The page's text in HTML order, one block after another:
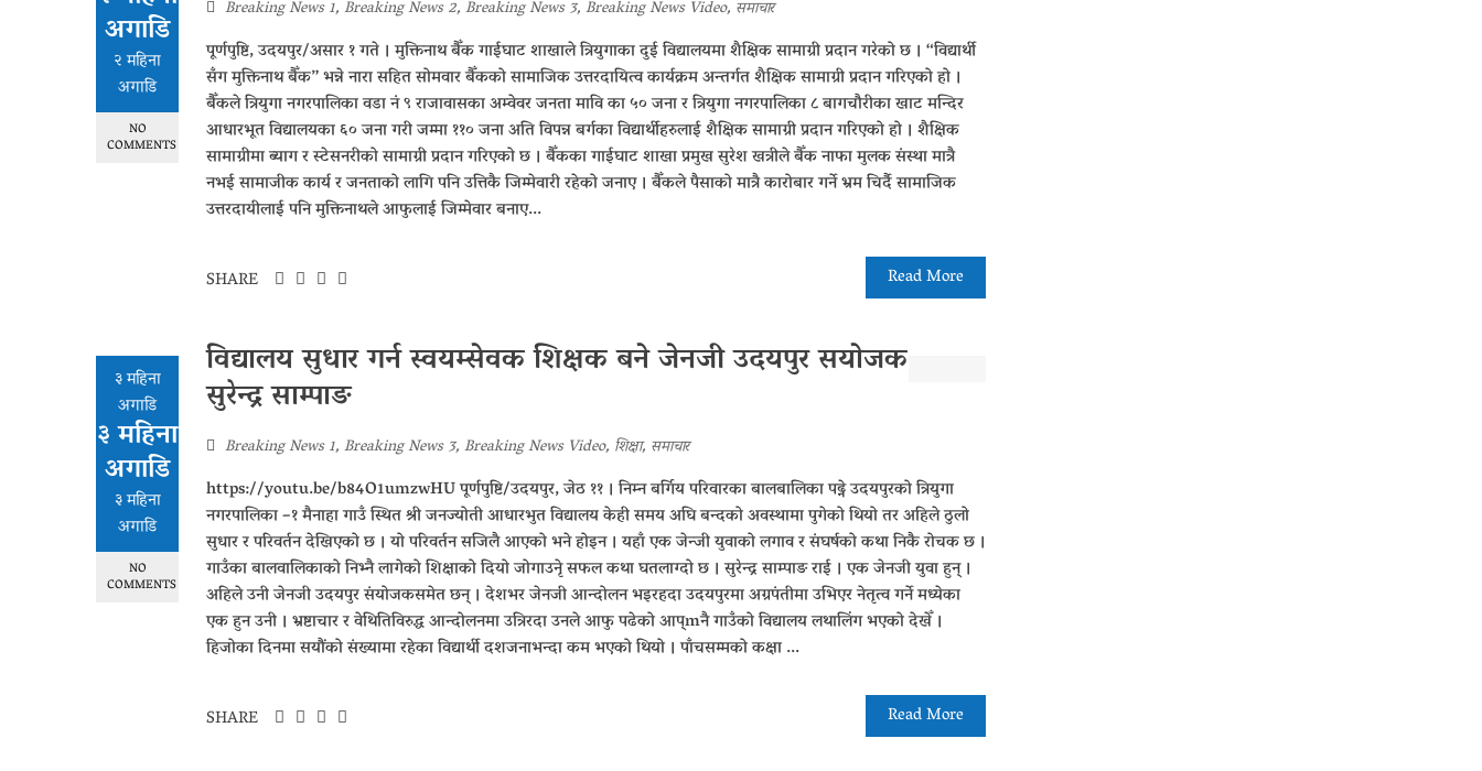
अगाडि
२ महिना
अगाडि
NO
COMMENTS
Breaking News 1,Breaking News 2,Breaking News 3,Breaking News Video, समाचार
पूर्णपुष्टि, उदयपुर/असार १ गते । मुक्तिनाथ बैँक गाईघाट शाखाले त्रियुगाका दुई विद्यालयमा शैक्षिक सामाग्री प्रदान गरेको छ । “विद्यार्थी
सँग मुक्तिनाथ बैँक” भन्ने नारा सहित सोमवार बैँकको सामाजिक उत्तरदायित्व कार्यक्रम अन्तर्गत शैक्षिक सामाग्री प्रदान गरिएको हो ।
बैँकले त्रियुगा नगरपालिका वडा नं ९ राजावासका अम्वेवर जनता मावि का ५० जना र त्रियुगा नगरपालिका ८ बागचौरीका खाट मन्दिर
आधारभूत विद्यालयका ६० जना गरी जम्मा ११० जना अति विपन्न बर्गका विद्यार्थीहरुलाई शैक्षिक सामाग्री प्रदान गरिएको हो । शैक्षिक
सामाग्रीमा ब्याग र स्टेसनरीको सामाग्री प्रदान गरिएको छ । बैँकका गाईघाट शाखा प्रमुख सुरेश खत्रीले बैँक नाफा मुलक संस्था मात्रै
नभई सामाजीक कार्य र जनताको लागि पनि उत्तिकै जिम्मेवारी रहेको जनाए । बैँकले पैसाको मात्रै कारोबार गर्ने भ्रम चिर्दै सामाजिक
उत्तरदायीलाई पनि मुक्तिनाथले आफुलाई जिम्मेवार बनाए...
Read More
SHARE
३ महिना
अगाडि
३ महिना
अगाडि
३ महिना
अगाडि
NO
COMMENTS
विद्यालय सुधार गर्न स्वयम्सेवक शिक्षक बने जेनजी उदयपुर स‌याेजक
सुरेन्द्र साम्पाङ
Breaking News 1,Breaking News 3,Breaking News Video, शिक्षा, समाचार
https://youtu.be/b84O1umzwHU पूर्णपुष्टि/उदयपुर, जेठ ११ । निम्न बर्गिय परिवारका बालबालिका पढ्ने उदयपुरको त्रियुगा
नगरपालिका –१ मैनाहा गाउँ स्थित श्री जनज्योती आधारभुत विद्यालय केही समय अघि बन्दको अवस्थामा पुगेको थियो तर अहिले ठुलो
सुधार र परिवर्तन देखिएको छ । यो परिवर्तन सजिलै आएको भने होइन । यहाँ एक जेन्जी युवाको लगाव र संघर्षको कथा निकै रोचक छ ।
गाउँका बालवालिकाको निभ्नै लागेको शिक्षाको दियो जोगाउनेृ सफल कथा घतलाग्दो छ । सुरेन्द्र साम्पाङ राई । एक जेनजी युवा हुन् ।
अहिले उनी जेनजी उदयपुर संयोजकसमेत छन् । देशभर जेनजी आन्दोलन भइरहदा उदयपुरमा अग्रपंतीमा उभिएर नेतृत्व गर्ने मध्येका
एक हुन उनी । भ्रष्टाचार र वेथितिविरुद्ध आन्दोलनमा उत्रिरदा उनले आफु पढेको आप्mनै गाउँको विद्यालय लथालिंग भएको देखेँ ।
हिजोका दिनमा सयौंको संख्यामा रहेका विद्यार्थी दशजनाभन्दा कम भएको थियो । पाँचसम्मको कक्षा ...
Read More
SHARE